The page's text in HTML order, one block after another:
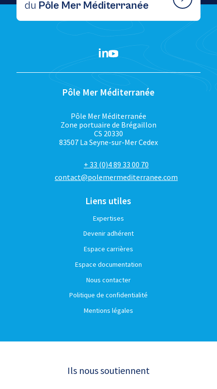
du Pôle Mer Méditerranée
Pôle Mer Méditerranée
Pôle Mer Méditerranée
Zone portuaire de Brégaillon
CS 20330
83507 La Seyne-sur-Mer Cedex
+ 33 (0)4 89 33 00 70
contact@polemermediterranee.com
Liens utiles
Expertises
Devenir adhérent
Espace carrières
Espace documentation
Nous contacter
Politique de confidentialité
Mentions légales
Ils nous soutiennent